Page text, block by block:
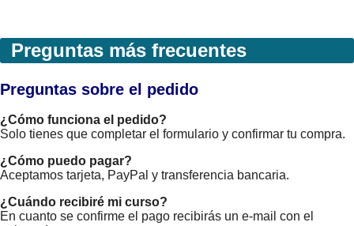
Preguntas más frecuentes
Preguntas sobre el pedido
¿Cómo funciona el pedido?
Solo tienes que completar el formulario y confirmar tu compra.
¿Cómo puedo pagar?
Aceptamos tarjeta, PayPal y transferencia bancaria.
¿Cuándo recibiré mi curso?
En cuanto se confirme el pago recibirás un e-mail con el